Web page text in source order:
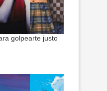
golpearte justo